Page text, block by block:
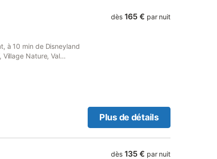
à 10 min de Disneyland
Village Nature, Val
2 chambres avec lits
dès 165 € par nuit
Plus de détails
dès 135 € par nuit